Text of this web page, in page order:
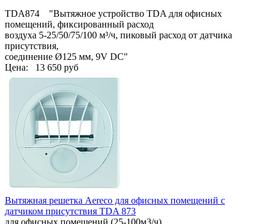
TDA874 "Вытяжное устройство TDA для офисных
помещений, фиксированный расход
воздуха 5-25/50/75/100 м³/ч, пиковый расход от датчика
присутствия,
соединение Ø125 мм, 9V DC"
Цена: 13 650 руб
Вытяжная решетка Aereco для офисных помещений с
датчиком присутствия TDA 873